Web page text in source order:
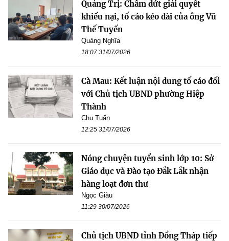
Quảng Trị: Chấm dứt giải quyết
khiếu nại, tố cáo kéo dài của ông Vũ
Thế Tuyến
Quảng Nghĩa
18:07 31/07/2026
Cà Mau: Kết luận nội dung tố cáo đối
với Chủ tịch UBND phường Hiệp
Thành
Chu Tuấn
12:25 31/07/2026
Nóng chuyện tuyển sinh lớp 10: Sở
Giáo dục và Đào tạo Đắk Lắk nhận
hàng loạt đơn thư
Ngọc Giàu
11:29 30/07/2026
Chủ tịch UBND tỉnh Đồng Tháp tiếp